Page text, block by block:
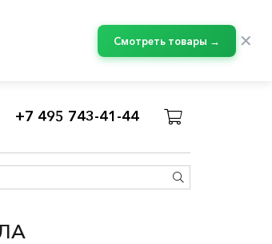
Смотреть товары → ✕
+7 495 743-41-44